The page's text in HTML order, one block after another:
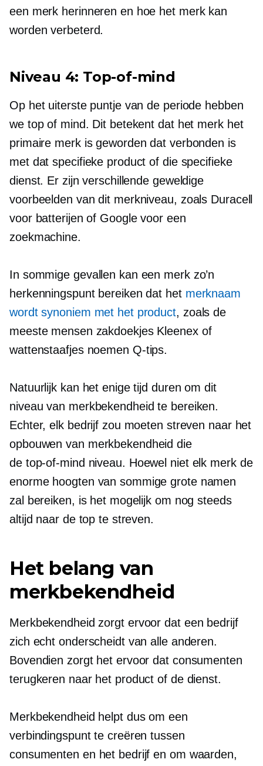
een merk herinneren en hoe het merk kan
worden verbeterd.
Niveau 4: Top-of-mind
Op het uiterste puntje van de periode hebben
we top of mind. Dit betekent dat het merk het
primaire merk is geworden dat verbonden is
met dat specifieke product of die specifieke
dienst. Er zijn verschillende geweldige
voorbeelden van dit merkniveau, zoals Duracell
voor batterijen of Google voor een
zoekmachine.
In sommige gevallen kan een merk zo’n
herkenningspunt bereiken dat het merknaam
wordt synoniem met het product, zoals de
meeste mensen zakdoekjes Kleenex of
wattenstaafjes noemen Q-tips.
Natuurlijk kan het enige tijd duren om dit
niveau van merkbekendheid te bereiken.
Echter, elk bedrijf zou moeten streven naar het
opbouwen van merkbekendheid die
de top-of-mind niveau. Hoewel niet elk merk de
enorme hoogten van sommige grote namen
zal bereiken, is het mogelijk om nog steeds
altijd naar de top te streven.
Het belang van
merkbekendheid
Merkbekendheid zorgt ervoor dat een bedrijf
zich echt onderscheidt van alle anderen.
Bovendien zorgt het ervoor dat consumenten
terugkeren naar het product of de dienst.
Merkbekendheid helpt dus om een ​​
verbindingspunt te creëren tussen
consumenten en het bedrijf en om waarden,